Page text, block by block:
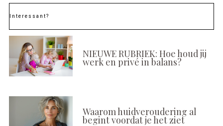
Interessant?
NIEUWE RUBRIEK: Hoe houd jij
werk en privé in balans?
Waarom huidveroudering al
begint voordat je het ziet